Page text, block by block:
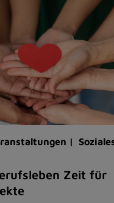
|
Zeit für